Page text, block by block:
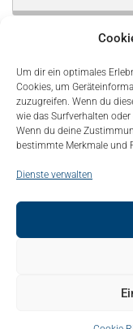
Um dir ein optimales
Cookies, um
zuzugreifen. Wenn du
wie das Surfverhalten
Wenn du deine
bestimmte Merkmale und
Dienste verwalten